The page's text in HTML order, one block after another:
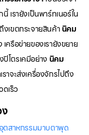
เรายังเป็นพาร์ทเนอร์ใน
เขตกระจายสินค้า นิคม
ครือข่ายของเรายังขยาย
โตรเคมีอย่าง นิคม
ราจะส่งเครื่องจักรไปถึง
เร็ว
ตสาหกรรมมาบตาพุด